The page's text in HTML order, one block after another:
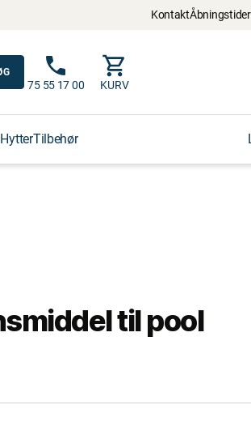
KontaktÅbningstider
75 55 17 00 KURV
Tilbehør
til pool